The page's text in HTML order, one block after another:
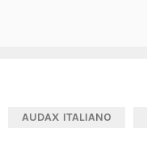
AUDAX ITALIANO